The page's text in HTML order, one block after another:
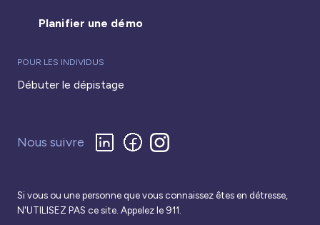
Planifier une démo
POUR LES INDIVIDUS
Débuter le dépistage
Nous suivre
Si vous ou une personne que vous connaissez êtes en détresse,
N'UTILISEZ PAS ce site. Appelez le 911.